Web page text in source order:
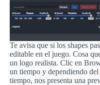
Te avisa que si los shapes
editable en el juego. Cosa
un logo realista. Clic en
un tiempo y dependiendo del
tiempo, nos presenta una